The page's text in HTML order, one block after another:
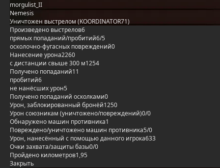
morgulist_II
Nemesis
Уничтожен выстрелом (KOORDINATOR71)
Произведено выстрелов6
прямых попаданий/пробитий6/5
осколочно-фугасных повреждений0
Нанесение урона2260
с дистанции свыше 300 м1254
Получено попаданий11
пробитий6
не нанёсших урон5
Получено попаданий осколками0
Урон, заблокированный бронёй1250
Урон союзникам (уничтожено/повреждений)0/0
Обнаружено машин противника1
Повреждено/уничтожено машин противника5/0
Урон, нанесённый с помощью данного игрока633
Очки захвата/защиты базы0/0
Пройдено километров1,95
Закрыть